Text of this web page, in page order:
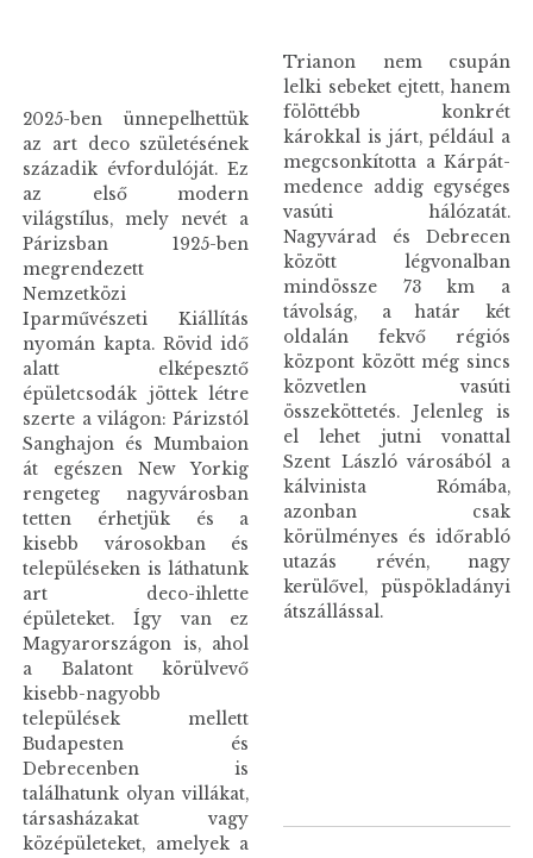
2025-ben ünnepelhettük
az art deco születésének
századik évfordulóját. Ez
az első modern
világstílus, mely nevét a
Párizsban 1925-ben
megrendezett
Nemzetközi
Iparművészeti Kiállítás
nyomán kapta. Rövid idő
alatt elképesztő
épületcsodák jöttek létre
szerte a világon: Párizstól
Sanghajon és Mumbaion
át egészen New Yorkig
rengeteg nagyvárosban
tetten érhetjük és a
kisebb városokban és
településeken is láthatunk
art deco-ihlette
épületeket. Így van ez
Magyarországon is, ahol
a Balatont körülvevő
kisebb-nagyobb
települések mellett
Budapesten és
Debrecenben is
találhatunk olyan villákat,
társasházakat vagy
középületeket, amelyek a
Trianon nem csupán
lelki sebeket ejtett, hanem
fölöttébb konkrét
károkkal is járt, például a
megcsonkította a Kárpát-
medence addig egységes
vasúti hálózatát.
Nagyvárad és Debrecen
között légvonalban
mindössze 73 km a
távolság, a határ két
oldalán fekvő régiós
központ között még sincs
közvetlen vasúti
összeköttetés. Jelenleg is
el lehet jutni vonattal
Szent László városából a
kálvinista Rómába,
azonban csak
körülményes és időrabló
utazás révén, nagy
kerülővel, püspökladányi
átszállással.